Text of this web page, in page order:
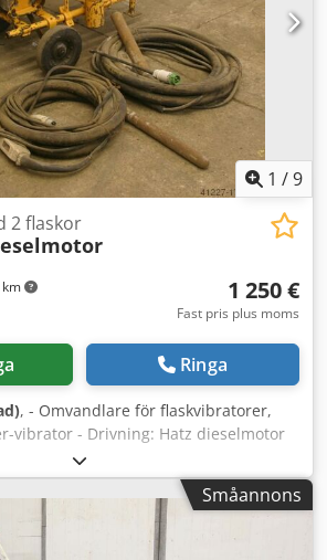
1 /9
2 flaskor
1 250 €
Fast pris plus moms
Ringa
, - Omvandlare för flaskvibratorer,
vibrator - Drivning: Hatz dieselmotor
- Frekvensomriktare: -
1x vibratorflaska Ø 60 x 450 mm
x 450 mm - Kabellängd: vardera 6 m
mm - Vikt: 220 kg
Småannons